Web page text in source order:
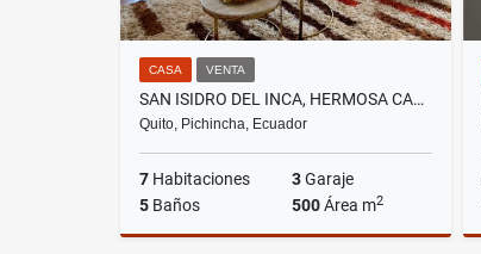
CASA VENTA
SAN ISIDRO DEL INCA, HERMOSA CASA RENTERA EN VENTA, 500M2
Quito, Pichincha, Ecuador
7 Habitaciones 3Garaje
5 Baños 500Área m2